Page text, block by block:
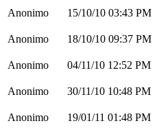
Anonimo 15/10/10 03:43 PM
Anonimo 18/10/10 09:37 PM
Anonimo 04/11/10 12:52 PM
Anonimo 30/11/10 10:48 PM
Anonimo 19/01/11 01:48 PM